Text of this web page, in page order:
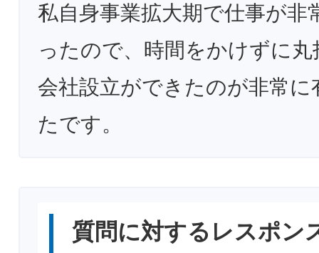
私自身事業拡大期で仕事が非
ったので、時間をかけずに丸
会社設立ができたのが非常に
たです。
質問に対するレスポン